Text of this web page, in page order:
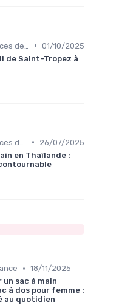
• 01/10/2025
de Saint-Tropez à
•
26/07/2025
en Thaïlande :
• 18/11/2025
sac à main
à dos pour femme :
au quotidien